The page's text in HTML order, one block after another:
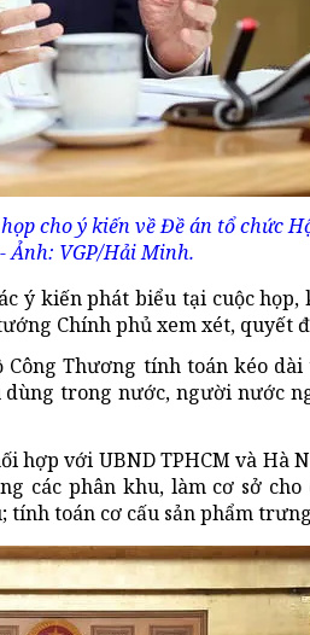
cho ý kiến về Đề án tổ chức
Ảnh: VGP/Hải Minh.
ý kiến phát biểu tại cuộc
Chính phủ xem xét, quyết
Thương tính toán kéo
trong nước, người nước
với UBND TPHCM và Hà
các phân khu, làm cơ sở
toán cơ cấu sản phẩm